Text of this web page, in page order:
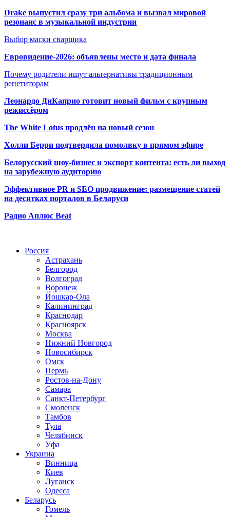
Drake выпустил сразу три альбома и вызвал мировой
резонанс в музыкальной индустрии
Выбор маски сварщика
Евровидение-2026: объявлены место и дата финала
Почему родители ищут альтернативы традиционным
репетиторам
Леонардо ДиКаприо готовит новый фильм с крупным
режиссёром
The White Lotus продлён на новый сезон
Холли Берри подтвердила помолвку в прямом эфире
Белорусский шоу-бизнес и экспорт контента: есть ли выход
на зарубежную аудиторию
Эффективное PR и SEO продвижение: размещение статей
на десятках порталов в Беларуси
Радио Аплюс Beat
Россия
Астрахань
Белгород
Волгоград
Воронеж
Йошкар-Ола
Калининград
Краснодар
Красноярск
Москва
Нижний Новгород
Новосибирск
Омск
Пермь
Ростов-на-Дону
Самара
Санкт-Петербург
Смоленск
Тамбов
Тула
Челябинск
Уфа
Украина
Винница
Киев
Луганск
Одесса
Беларусь
Гомель